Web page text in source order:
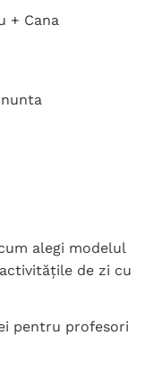
+ Cana
alegi modelul
de zi cu
pentru profesori